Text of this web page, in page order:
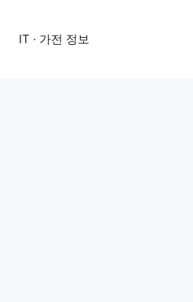
IT · 가전 정보